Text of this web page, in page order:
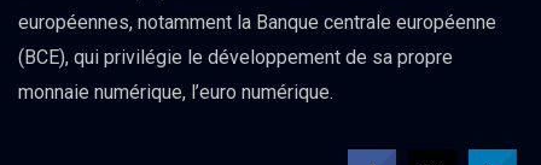
européennes, notamment la Banque centrale européenne
(BCE), qui privilégie le développement de sa propre
monnaie numérique, l’euro numérique.